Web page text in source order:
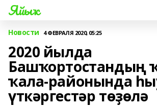
Яйыҡ
Новости 4 ФЕВРАЛЯ 2020, 05:25
2020 йылда
Башҡортостандың
ҡала-районында
үткәргестәр төҙөлә